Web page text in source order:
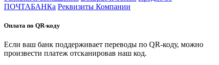
ПОЧТАБАНКа Реквизиты Компании
Оплата по QR-коду
Если ваш банк поддерживает переводы по QR-коду, можно
произвести платеж отсканировав наш код.